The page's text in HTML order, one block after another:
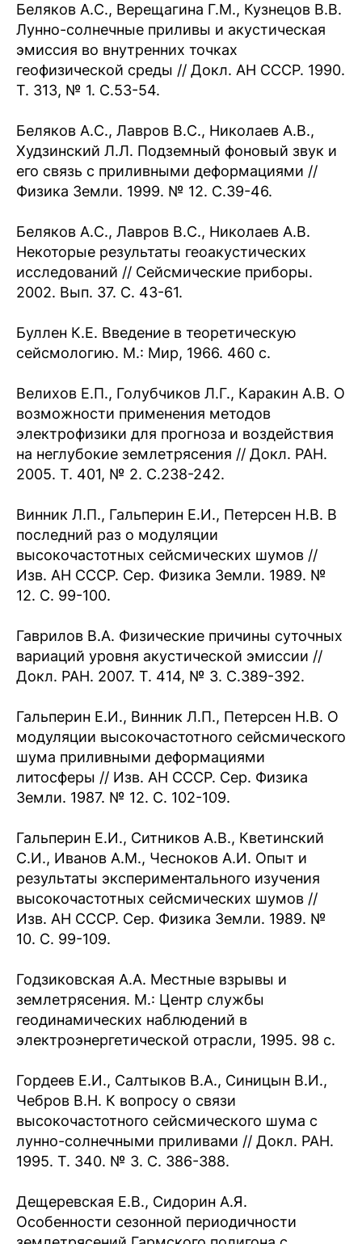
Беляков А.С., Верещагина Г.М., Кузнецов В.В.
Лунно-солнечные приливы и акустическая
эмиссия во внутренних точках
геофизической среды // Докл. АН СССР. 1990.
Т. 313, № 1. С.53-54.
Беляков А.С., Лавров B.C., Николаев А.В.,
Худзинский Л.Л. Подземный фоновый звук и
его связь с приливными деформациями //
Физика Земли. 1999. № 12. С.39-46.
Беляков А.С., Лавров В.С., Николаев А.В.
Некоторые результаты геоакустических
исследований // Сейсмические приборы.
2002. Вып. 37. С. 43-61.
Буллен К.Е. Введение в теоретическую
сейсмологию. М.: Мир, 1966. 460 с.
Велихов Е.П., Голубчиков Л.Г., Каракин А.В. О
возможности применения методов
электрофизики для прогноза и воздействия
на неглубокие землетрясения // Докл. РАН.
2005. Т. 401, № 2. С.238-242.
Винник Л.П., Гальперин Е.И., Петерсен Н.В. В
последний раз о модуляции
высокочастотных сейсмических шумов //
Изв. АН СССР. Сер. Физика Земли. 1989. №
12. С. 99-100.
Гаврилов В.А. Физические причины суточных
вариаций уровня акустической эмиссии //
Докл. РАН. 2007. Т. 414, № 3. С.389-392.
Гальперин Е.И., Винник Л.П., Петерсен Н.В. О
модуляции высокочастотного сейсмического
шума приливными деформациями
литосферы // Изв. АН СССР. Сер. Физика
Земли. 1987. № 12. С. 102-109.
Гальперин Е.И., Ситников А.В., Кветинский
С.И., Иванов A.M., Чесноков А.И. Опыт и
результаты экспериментального изучения
высокочастотных сейсмических шумов //
Изв. АН СССР. Сер. Физика Земли. 1989. №
10. С. 99-109.
Годзиковская А.А. Местные взрывы и
землетрясения. М.: Центр службы
геодинамических наблюдений в
электроэнергетической отрасли, 1995. 98 с.
Гордеев Е.И., Салтыков В.А., Синицын В.И.,
Чебров В.Н. К вопросу о связи
высокочастотного сейсмического шума с
лунно-солнечными приливами // Докл. РАН.
1995. Т. 340. № 3. С. 386-388.
Дещеревская Е.В., Сидорин А.Я.
Особенности сезонной периодичности